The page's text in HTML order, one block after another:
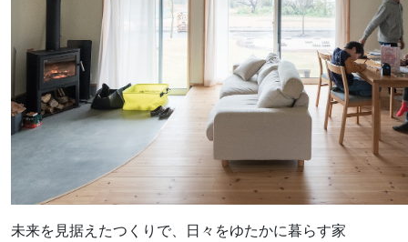
未来を見据えたつくりで、日々をゆたかに暮らす家